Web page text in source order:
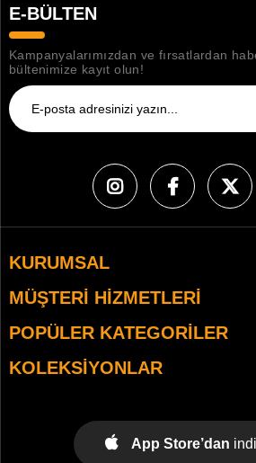
E-BÜLTEN
Kampanyalarımızdan ve fırsatlardan
bültenimize kayıt olun!
KURUMSAL
MÜŞTERI HIZMETLERI
POPÜLER KATEGORILER
KOLEKSIYONLAR
App Store’dan